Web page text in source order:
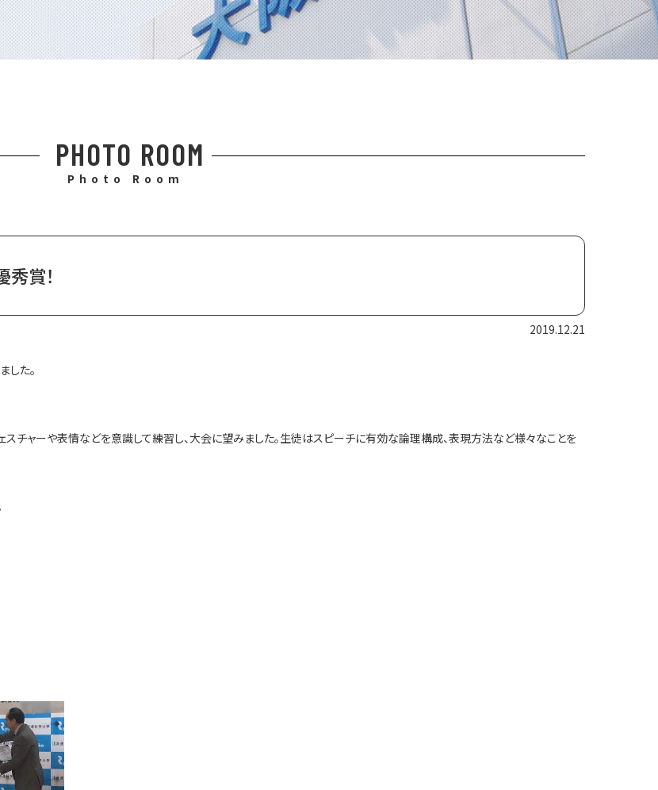
PHOTO ROOM
Photo Room
賞！
2019.12.21
した。
スチャーや表情などを意識して練習し、大会に望みました。生徒はスピーチに有効な論理構成、表現方法など様々なことを